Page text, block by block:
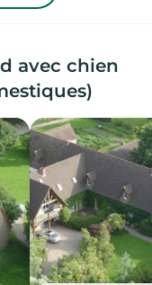
avec chien